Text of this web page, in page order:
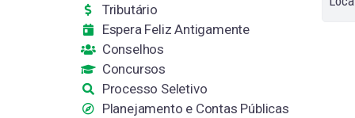
Tributário
Espera Feliz Antigamente
Conselhos
Concursos
Processo Seletivo
Planejamento e Contas Públicas